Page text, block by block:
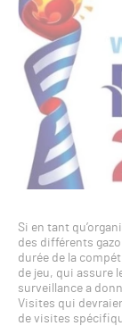
Si en tant
des différents
durée de la
de jeu, qui assure
surveillance a
Visites qui
de visites